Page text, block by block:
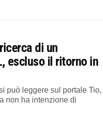
di un
escluso il ritorno in
può leggere sul portale Tio,
non ha intenzione di